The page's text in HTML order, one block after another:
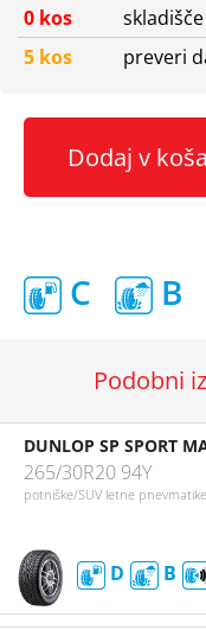
0 kos
5 kos
preveri
Dodaj v
C B
Podobni
DUNLOP SP SPORT
265/30R20 94Y
potniške/SUV letne
D B